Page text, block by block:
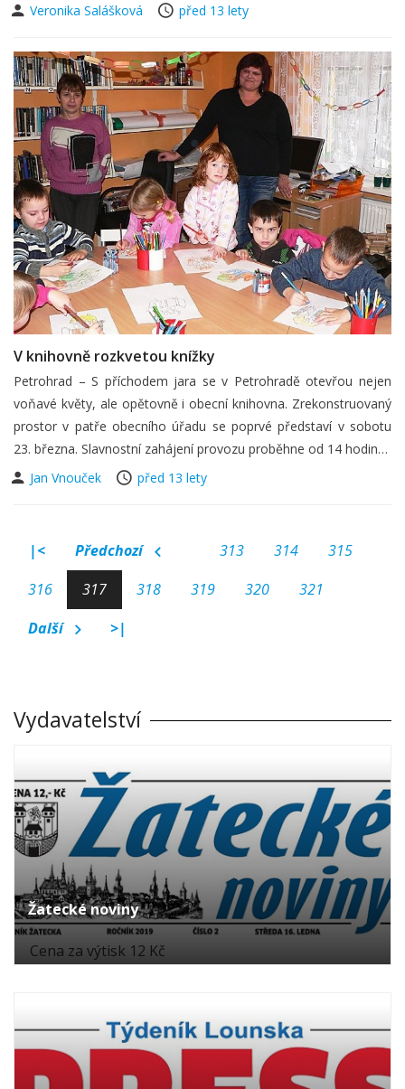
Veronika Salášková
před 13 lety
V knihovně rozkvetou knížky
Petrohrad – S příchodem jara se v Petrohradě otevřou nejen
voňavé květy, ale opětovně i obecní knihovna. Zrekonstruovaný
prostor v patře obecního úřadu se poprvé představí v sobotu
23. března. Slavnostní zahájení provozu proběhne od 14 hodin…
Jan Vnouček
před 13 lety
|< Předchozí 313 314
315
316
317 318 319 320
321
Další
>|
Vydavatelství
Žatecké noviny
Cena za výtisk 12 Kč